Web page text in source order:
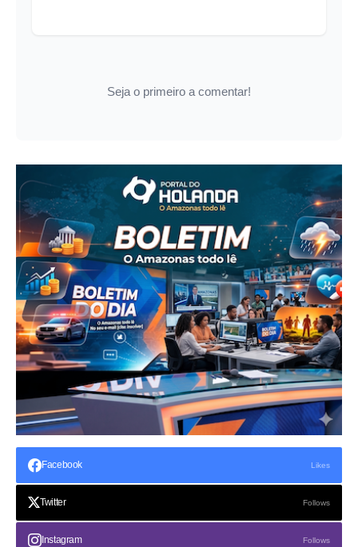
Seja o primeiro a comentar!
Facebook Likes
Twitter Follows
Instagram Follows